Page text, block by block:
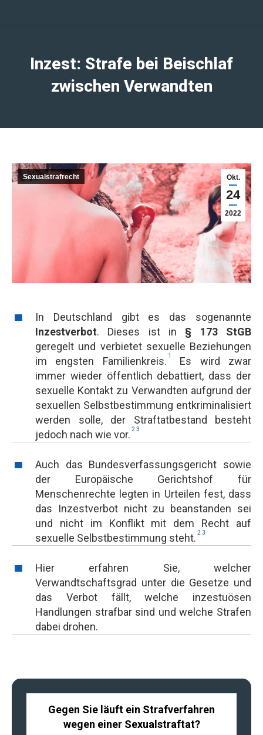
Inzest: Strafe bei Beischlaf
zwischen Verwandten
Okt.
24
2022
Sexualstrafrecht
In Deutschland gibt es das sogenannte
Inzestverbot. Dieses ist in § 173 StGB
geregelt und verbietet sexuelle Beziehungen
im engsten Familienkreis. 1
Es wird zwar
immer wieder öffentlich debattiert, dass der
sexuelle Kontakt zu Verwandten aufgrund der
sexuellen Selbstbestimmung entkriminalisiert
werden solle, der Straftatbestand besteht
jedoch nach wie vor. 23
Auch das Bundesverfassungsgericht sowie
der Europäische Gerichtshof für
Menschenrechte legten in Urteilen fest, dass
das Inzestverbot nicht zu beanstanden sei
und nicht im Konflikt mit dem Recht auf
sexuelle Selbstbestimmung steht. 23
Hier erfahren Sie, welcher
Verwandtschaftsgrad unter die Gesetze und
das Verbot fällt, welche inzestuösen
Handlungen strafbar sind und welche Strafen
dabei drohen.
Gegen Sie läuft ein Strafverfahren
wegen einer Sexualstraftat?